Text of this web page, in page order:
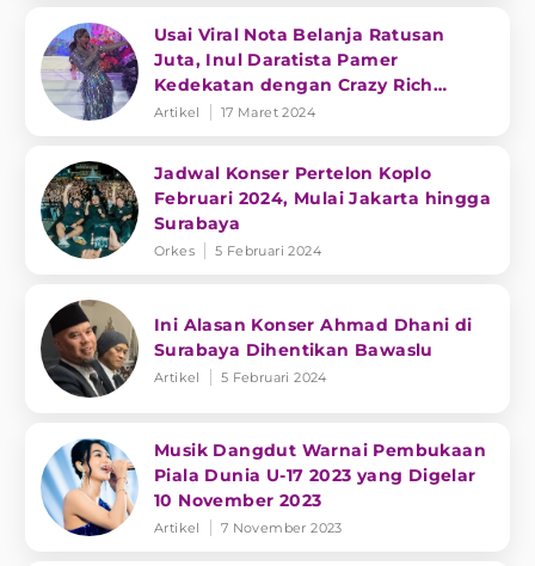
Usai Viral Nota Belanja Ratusan
Juta, Inul Daratista Pamer
Kedekatan dengan Crazy Rich
Surabaya
Artikel 17 Maret 2024
Jadwal Konser Pertelon Koplo
Februari 2024, Mulai Jakarta hingga
Surabaya
Orkes 5 Februari 2024
Ini Alasan Konser Ahmad Dhani di
Surabaya Dihentikan Bawaslu
Artikel 5 Februari 2024
Musik Dangdut Warnai Pembukaan
Piala Dunia U-17 2023 yang Digelar
10 November 2023
Artikel 7 November 2023